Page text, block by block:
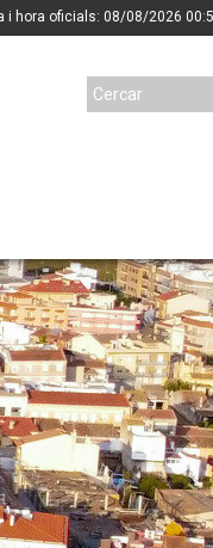
i hora oficials: 08/08/2026